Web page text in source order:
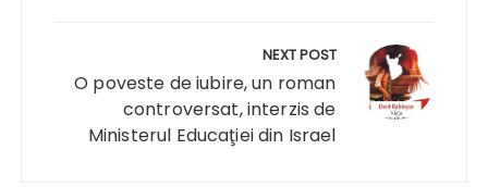
NEXT POST
O poveste de iubire, un roman
controversat, interzis de
Ministerul Educaţiei din Israel